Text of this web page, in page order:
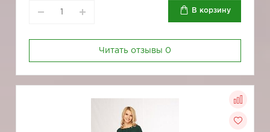
В корзину
Читать отзывы 0